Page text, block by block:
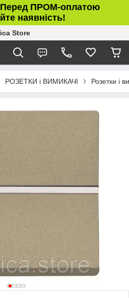
ПРОМ-оплатою
наявність!
Store
РОЗЕТКИ і ВИМИКАЧІ Розетки і